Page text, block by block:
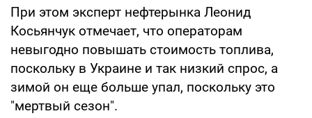
При этом эксперт нефтерынка Леонид
Косьянчук отмечает, что операторам
невыгодно повышать стоимость топлива,
поскольку в Украине и так низкий спрос, а
зимой он еще больше упал, поскольку это
"мертвый сезон".